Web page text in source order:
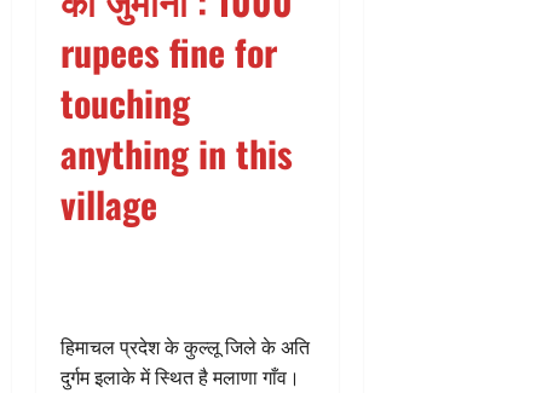
rupees fine for
touching
anything in this
village
हिमाचल प्रदेश के कुल्लू जिले के अति
दुर्गम इलाके में स्थित है मलाणा गाँव।